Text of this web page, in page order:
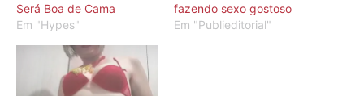
Será Boa de Cama
Em "Hypes"
fazendo sexo gostoso
Em "Publieditorial"